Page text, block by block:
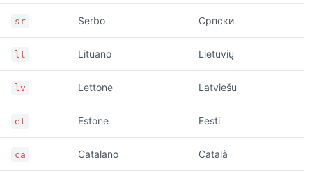
sr Serbo Српски
lt Lituano Lietuvių
lv Lettone Latviešu
et Estone Eesti
ca Catalano Català